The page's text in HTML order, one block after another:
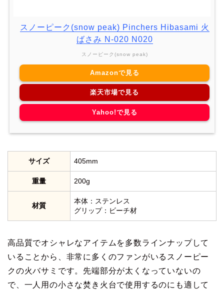
スノーピーク(snow peak) Pinchers Hibasami 火
ばさみ N-020 N020
スノーピーク(snow peak)
Amazonで見る
楽天市場で見る
Yahoo!で見る
サイズ 405mm
重量 200g
材質
本体：ステンレス
グリップ：ビーチ材
高品質でオシャレなアイテムを多数ラインナップして
いることから、非常に多くのファンがいるスノーピー
クの火バサミです。先端部分が太くなっていないの
で、一人用の小さな焚き火台で使用するのにも適して